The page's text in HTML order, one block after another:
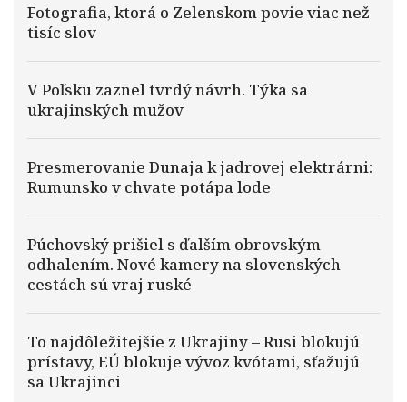
Fotografia, ktorá o Zelenskom povie viac než
tisíc slov
V Poľsku zaznel tvrdý návrh. Týka sa
ukrajinských mužov
Presmerovanie Dunaja k jadrovej elektrárni:
Rumunsko v chvate potápa lode
Púchovský prišiel s ďalším obrovským
odhalením. Nové kamery na slovenských
cestách sú vraj ruské
To najdôležitejšie z Ukrajiny – Rusi blokujú
prístavy, EÚ blokuje vývoz kvótami, sťažujú
sa Ukrajinci